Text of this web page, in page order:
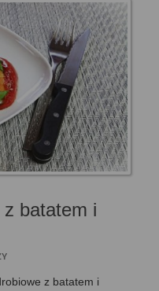
batatem i
z batatem i